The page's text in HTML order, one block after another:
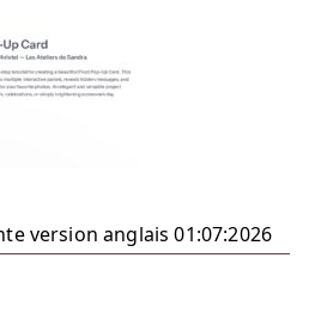
version anglais 01:07:2026